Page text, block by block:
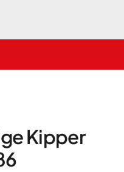
Kipper